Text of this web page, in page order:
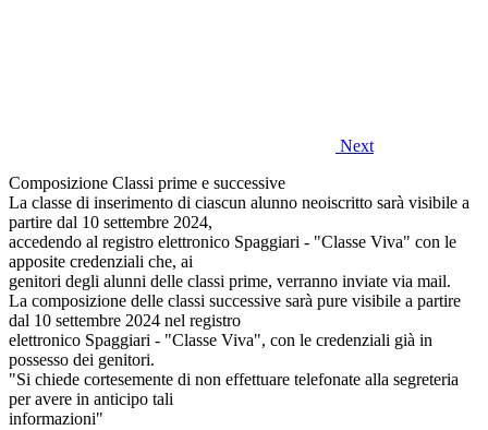
Next
Composizione Classi prime e successive
La classe di inserimento di ciascun alunno neoiscritto sarà visibile a
partire dal 10 settembre 2024,
accedendo al registro elettronico Spaggiari - "Classe Viva" con le
apposite credenziali che, ai
genitori degli alunni delle classi prime, verranno inviate via mail.
La composizione delle classi successive sarà pure visibile a partire
dal 10 settembre 2024 nel registro
elettronico Spaggiari - "Classe Viva", con le credenziali già in
possesso dei genitori.
"Si chiede cortesemente di non effettuare telefonate alla segreteria
per avere in anticipo tali
informazioni"